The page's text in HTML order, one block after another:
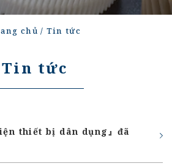
chủ / Tin tức
Tin tức
thiết bị dân dụng』đã